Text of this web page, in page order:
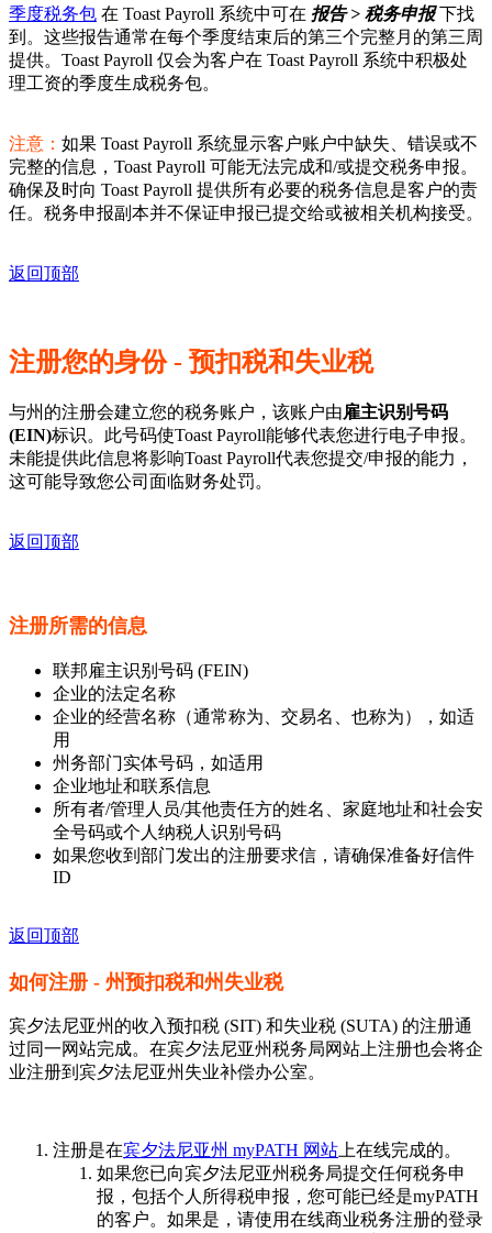
季度税务包 在 Toast Payroll 系统中可在 报告 > 税务申报下找
到。这些报告通常在每个季度结束后的第三个完整月的第三周
提供。Toast Payroll 仅会为客户在 Toast Payroll 系统中积极处
理工资的季度生成税务包。
注意： 如果 Toast Payroll 系统显示客户账户中缺失、错误或不
完整的信息，Toast Payroll 可能无法完成和/或提交税务申报。
确保及时向 Toast Payroll 提供所有必要的税务信息是客户的责
任。税务申报副本并不保证申报已提交给或被相关机构接受。
返回顶部
注册您的身份 - 预扣税和失业税
与州的注册会建立您的税务账户，该账户由雇主识别号码
(EIN)标识。此号码使Toast Payroll能够代表您进行电子申报。
未能提供此信息将影响Toast Payroll代表您提交/申报的能力，
这可能导致您公司面临财务处罚。
返回顶部
注册所需的信息
联邦雇主识别号码 (FEIN)
企业的法定名称
企业的经营名称（通常称为、交易名、也称为），如适
用
州务部门实体号码，如适用
企业地址和联系信息
所有者/管理人员/其他责任方的姓名、家庭地址和社会安
全号码或个人纳税人识别号码
如果您收到部门发出的注册要求信，请确保准备好信件
ID
返回顶部
如何注册 - 州预扣税和州失业税
宾夕法尼亚州的收入预扣税 (SIT) 和失业税 (SUTA) 的注册通
过同一网站完成。在宾夕法尼亚州税务局网站上注册也会将企
业注册到宾夕法尼亚州失业补偿办公室。
注册是在宾夕法尼亚州 myPATH 网站 上在线完成的。
如果您已向宾夕法尼亚州税务局提交任何税务申
报，包括个人所得税申报，您可能已经是myPATH
的客户。如果是，请使用在线商业税务注册的登录